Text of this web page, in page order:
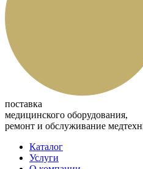
поставка
медицинского оборудования,
ремонт и обслуживание
Каталог
Услуги